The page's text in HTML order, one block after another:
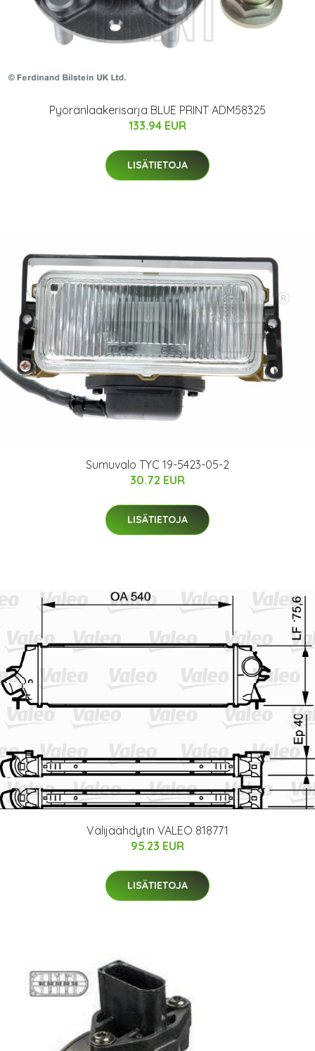
Pyöränlaakerisarja BLUE PRINT ADM58325
133.94 EUR
LISÄTIETOJA
Sumuvalo TYC 19-5423-05-2
30.72 EUR
LISÄTIETOJA
Välijäähdytin VALEO 818771
95.23 EUR
LISÄTIETOJA